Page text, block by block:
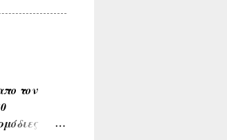
τον